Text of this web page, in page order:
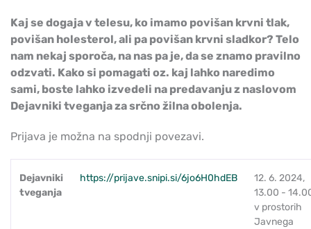
Kaj se dogaja v telesu, ko imamo povišan krvni tlak,
povišan holesterol, ali pa povišan krvni sladkor? Telo
nam nekaj sporoča, na nas pa je, da se znamo pravilno
odzvati. Kako si pomagati oz. kaj lahko naredimo
sami, boste lahko izvedeli na predavanju z naslovom
Dejavniki tveganja za srčno žilna obolenja.
Prijava je možna na spodnji povezavi.
Dejavniki
tveganja
https://prijave.snipi.si/6jo6H0hdEB
12. 6. 2024,
13.00 -
v prostorih
Javnega